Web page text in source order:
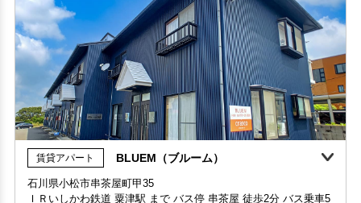
賃貸アパート BLUEM（ブルーム）
石川県小松市串茶屋町甲35
ＩＲいしかわ鉄道 粟津駅 まで バス停 串茶屋 徒歩2分 バス乗車5
分
1994年06月築
木造
2階建
間取り：1LDK
2LDK
家賃：44,000円
リノベーション部屋有